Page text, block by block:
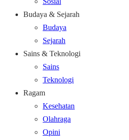
Budaya & Sejarah
Budaya
Sejarah
Sains & Teknologi
Sains
Teknologi
Ragam
Kesehatan
Olahraga
Opini